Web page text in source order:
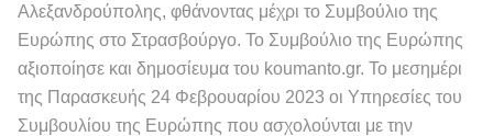
Αλεξανδρούπολης, φθάνοντας μέχρι το Συμβούλιο της
Ευρώπης στο Στρασβούργο. Το Συμβούλιο της Ευρώπης
αξιοποίησε και δημοσίευμα του koumanto.gr. Το μεσημέρι
της Παρασκευής 24 Φεβρουαρίου 2023 οι Υπηρεσίες του
Συμβουλίου της Ευρώπης που ασχολούνται με την